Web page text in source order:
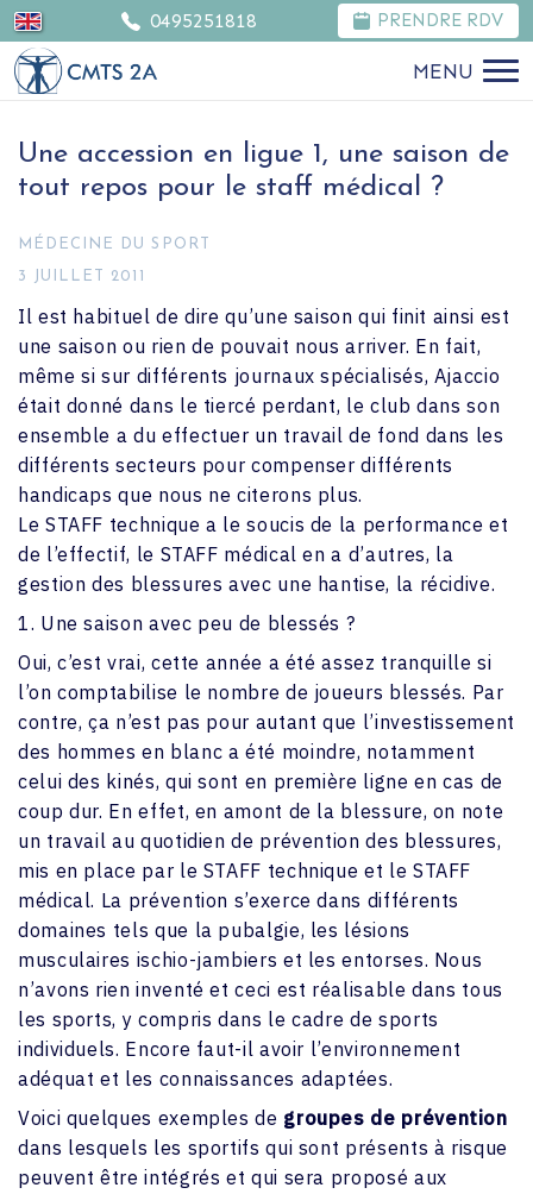
0495251818 PRENDRE RDV
MENU
Une accession en ligue 1, une saison de
tout repos pour le staff médical ?
MÉDECINE DU SPORT
3 JUILLET 2011
Il est habituel de dire qu’une saison qui finit ainsi est
une saison ou rien de pouvait nous arriver. En fait,
même si sur différents journaux spécialisés, Ajaccio
était donné dans le tiercé perdant, le club dans son
ensemble a du effectuer un travail de fond dans les
différents secteurs pour compenser différents
handicaps que nous ne citerons plus.
Le STAFF technique a le soucis de la performance et
de l’effectif, le STAFF médical en a d’autres, la
gestion des blessures avec une hantise, la récidive.
1. Une saison avec peu de blessés ?
Oui, c’est vrai, cette année a été assez tranquille si
l’on comptabilise le nombre de joueurs blessés. Par
contre, ça n’est pas pour autant que l’investissement
des hommes en blanc a été moindre, notamment
celui des kinés, qui sont en première ligne en cas de
coup dur. En effet, en amont de la blessure, on note
un travail au quotidien de prévention des blessures,
mis en place par le STAFF technique et le STAFF
médical. La prévention s’exerce dans différents
domaines tels que la pubalgie, les lésions
musculaires ischio-jambiers et les entorses. Nous
n’avons rien inventé et ceci est réalisable dans tous
les sports, y compris dans le cadre de sports
individuels. Encore faut-il avoir l’environnement
adéquat et les connaissances adaptées.
Voici quelques exemples de groupes de prévention
dans lesquels les sportifs qui sont présents à risque
peuvent être intégrés et qui sera proposé aux